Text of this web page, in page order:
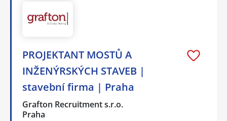
PROJEKTANT MOSTŮ A
INŽENÝRSKÝCH STAVEB |
stavební firma | Praha
Grafton Recruitment s.r.o.
Praha